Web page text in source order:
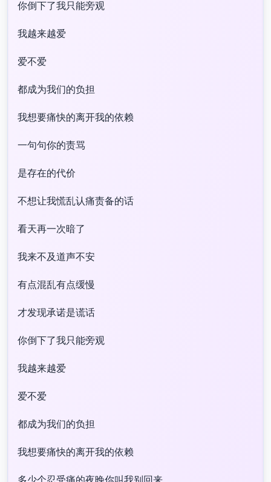
你倒下了我只能旁观
我越来越爱
爱不爱
都成为我们的负担
我想要痛快的离开我的依赖
一句句你的责骂
是存在的代价
不想让我慌乱认痛责备的话
看天再一次暗了
我来不及道声不安
有点混乱有点缓慢
才发现承诺是谎话
你倒下了我只能旁观
我越来越爱
爱不爱
都成为我们的负担
我想要痛快的离开我的依赖
多少个忍受痛的夜晚你叫我别回来